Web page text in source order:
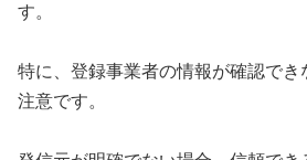
す。
特に、登録事業者の情報が確認で
注意です。